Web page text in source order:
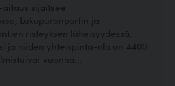
aitaus sijaitsee
Lukupuronportin ja
risteyksen läheisyydessä.
ja niiden yhteispinta-ala on 4400
vuonna...